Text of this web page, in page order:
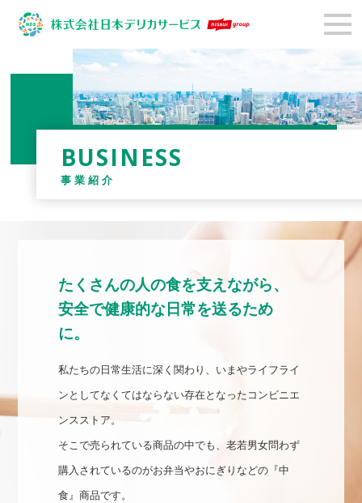
BUSINESS
事業紹介
たくさんの人の食を支えながら、
安全で健康的な日常を送るため
に。
私たちの日常生活に深く関わり、いまやライフライ
ンとしてなくてはならない存在となったコンビニエ
ンスストア。
そこで売られている商品の中でも、老若男女問わず
購入されているのがお弁当やおにぎりなどの『中
食』商品です。